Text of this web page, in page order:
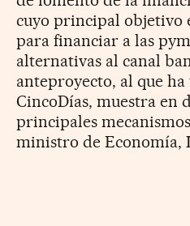
cuyo principal objetivo
para financiar a las
alternativas al canal
anteproyecto, al que ha
CincoDías, muestra en
principales
ministro de Economía,